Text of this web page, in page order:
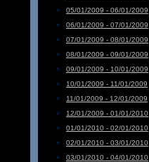
05/01/2009 - 06/01/2009
06/01/2009 - 07/01/2009
07/01/2009 - 08/01/2009
08/01/2009 - 09/01/2009
09/01/2009 - 10/01/2009
10/01/2009 - 11/01/2009
11/01/2009 - 12/01/2009
12/01/2009 - 01/01/2010
01/01/2010 - 02/01/2010
02/01/2010 - 03/01/2010
03/01/2010 - 04/01/2010